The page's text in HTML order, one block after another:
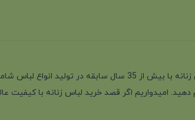
فروشگاه سیاکُر فروش لباس زنانه با بیش از
امیدواریم اگر قصد خرید لباس زنانه با کیفیت